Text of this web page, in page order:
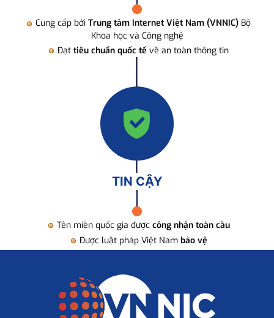
Cung cấp bởi Trung tâm Internet Việt Nam (VNNIC) Bộ
Khoa học và Công nghệ
Đạt tiêu chuẩn quốc tế về an toàn thông tin
TIN CẬY
Tên miền quốc gia được công nhận toàn cầu
Được luật pháp Việt Nam bảo vệ